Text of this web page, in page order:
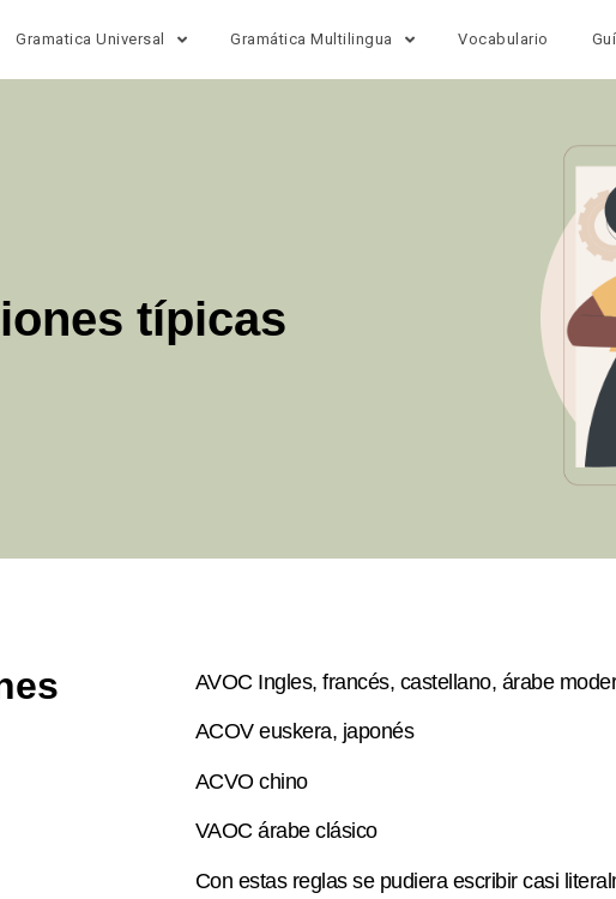
Gramatica Universal Gramática Multilingua Vocabulario
típicas
AVOC Ingles, francés, castellano, árabe
ACOV euskera, japonés
ACVO chino
VAOC árabe clásico
Con estas reglas se pudiera escribir casi